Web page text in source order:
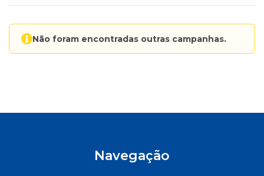
Não foram encontradas outras campanhas.
Navegação